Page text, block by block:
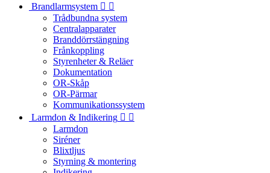
Brandlarmsystem  
Trådbundna system
Centralapparater
Branddörrstängning
Frånkoppling
Styrenheter & Reläer
Dokumentation
OR-Skåp
OR-Pärmar
Kommunikationssystem
Larmdon & Indikering  
Larmdon
Siréner
Blixtljus
Styrning & montering